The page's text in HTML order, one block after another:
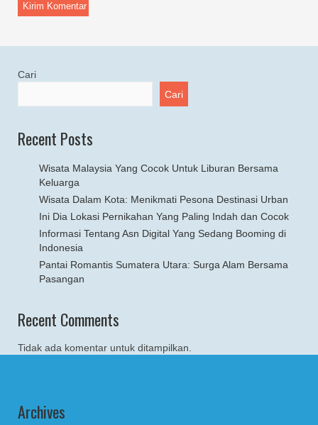
Cari
Cari
Recent Posts
Wisata Malaysia Yang Cocok Untuk Liburan Bersama
Keluarga
Wisata Dalam Kota: Menikmati Pesona Destinasi Urban
Ini Dia Lokasi Pernikahan Yang Paling Indah dan Cocok
Informasi Tentang Asn Digital Yang Sedang Booming di
Indonesia
Pantai Romantis Sumatera Utara: Surga Alam Bersama
Pasangan
Recent Comments
Tidak ada komentar untuk ditampilkan.
Archives